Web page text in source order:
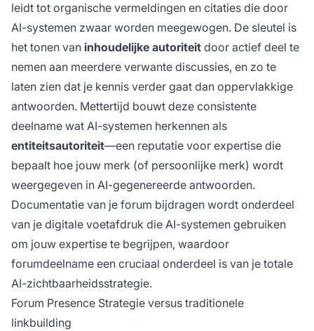
leidt tot organische vermeldingen en citaties die door
AI-systemen zwaar worden meegewogen. De sleutel is
het tonen van inhoudelijke autoriteit door actief deel te
nemen aan meerdere verwante discussies, en zo te
laten zien dat je kennis verder gaat dan oppervlakkige
antwoorden. Mettertijd bouwt deze consistente
deelname wat AI-systemen herkennen als
entiteitsautoriteit—een reputatie voor expertise die
bepaalt hoe jouw merk (of persoonlijke merk) wordt
weergegeven in AI-gegenereerde antwoorden.
Documentatie van je forum bijdragen wordt onderdeel
van je digitale voetafdruk die AI-systemen gebruiken
om jouw expertise te begrijpen, waardoor
forumdeelname een cruciaal onderdeel is van je totale
AI-zichtbaarheidsstrategie.
Forum Presence Strategie versus traditionele
linkbuilding